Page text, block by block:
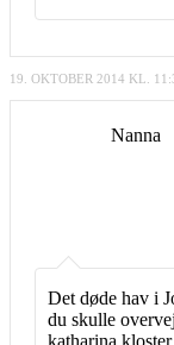
19. OKTOBER 2014 KL.
Nanna
Det døde hav i
du skulle
katharina